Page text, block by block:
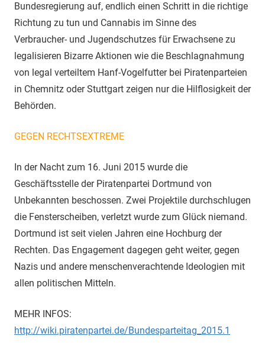
Bundesregierung auf, endlich einen Schritt in die richtige
Richtung zu tun und Cannabis im Sinne des
Verbraucher- und Jugendschutzes für Erwachsene zu
legalisieren Bizarre Aktionen wie die Beschlag­nahmung
von legal verteiltem Hanf-Vogelfutter bei Piratenparteien
in Chemnitz oder Stuttgart zeigen nur die Hilflosigkeit der
Behörden.
GEGEN RECHTSEXTREME
In der Nacht zum 16. Juni 2015 wurde die
Geschäftsstelle der Piratenpartei Dortmund von
Unbekannten beschossen. Zwei Projektile durchschlugen
die Fensterscheiben, verletzt wurde zum Glück niemand.
Dortmund ist seit vielen Jahren eine Hochburg der
Rechten. Das Engagement dagegen geht weiter, gegen
Nazis und andere menschenverachtende Ideologien mit
allen politischen Mitteln.
MEHR INFOS:
http://wiki.piratenpartei.de/Bundesparteitag_2015.1